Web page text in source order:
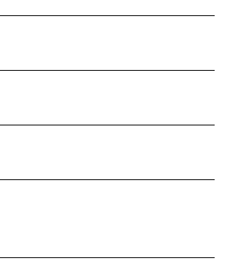
/ Clarinet
organ
b / ds
R&R
フォーク
メタル
- SOUNDTRACKS
/ READING